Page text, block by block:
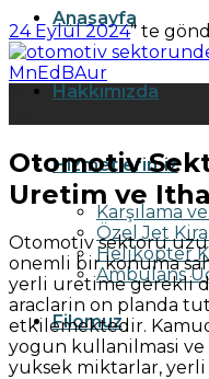
Anasayfa
Hakkımızda
Hizmetlerimiz
Karşılama
Özel Jet
Helikopter
Ambulans
Filomuz
24 Eylül 2024’' te
Otomotiv
Uretim ve
Otomotiv sektoru
onemli bir konuma
yerli uretime gerekli
araclarin on planda
etkilemektedir.
yogun kullanilmasi ve
yuksek miktarlar,